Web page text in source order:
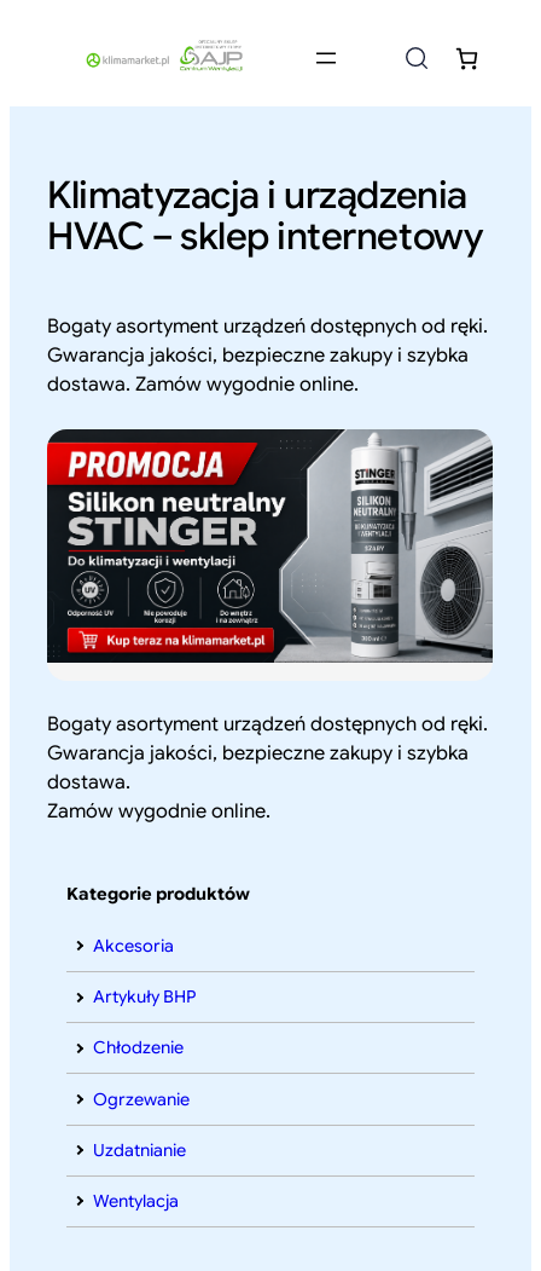
Klimatyzacja i urządzenia
HVAC – sklep internetowy
Bogaty asortyment urządzeń dostępnych od ręki.
Gwarancja jakości, bezpieczne zakupy i szybka
dostawa. Zamów wygodnie online.
Bogaty asortyment urządzeń dostępnych od ręki.
Gwarancja jakości, bezpieczne zakupy i szybka
dostawa.
Zamów wygodnie online.
Kategorie produktów
Akcesoria
Artykuły BHP
Chłodzenie
Ogrzewanie
Uzdatnianie
Wentylacja